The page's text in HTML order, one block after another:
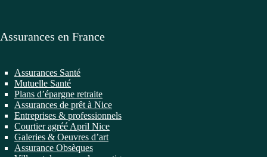
Assurances en France
Assurances Santé
Mutuelle Santé
Plans d’épargne retraite
Assurances de prêt à Nice
Entreprises & professionnels
Courtier agréé April Nice
Galeries & Oeuvres d’art
Assurance Obsèques